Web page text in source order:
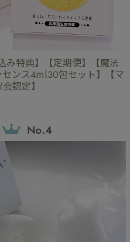
み特典】【定期便】【魔法
センス4ml30包セット】【マ
認定】